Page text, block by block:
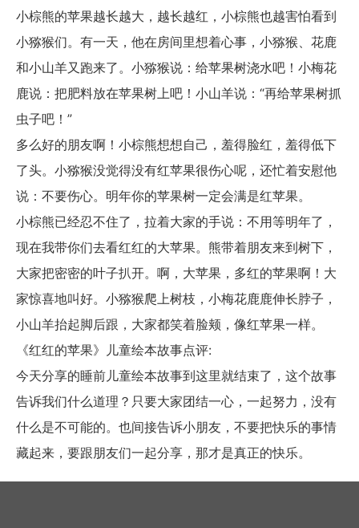
小棕熊的苹果越长越大，越长越红，小棕熊也越害怕看到
小猕猴们。有一天，他在房间里想着心事，小猕猴、花鹿
和小山羊又跑来了。小猕猴说：给苹果树浇水吧！小梅花
鹿说：把肥料放在苹果树上吧！小山羊说：“再给苹果树抓
虫子吧！”
多么好的朋友啊！小棕熊想想自己，羞得脸红，羞得低下
了头。小猕猴没觉得没有红苹果很伤心呢，还忙着安慰他
说：不要伤心。明年你的苹果树一定会满是红苹果。
小棕熊已经忍不住了，拉着大家的手说：不用等明年了，
现在我带你们去看红红的大苹果。熊带着朋友来到树下，
大家把密密的叶子扒开。啊，大苹果，多红的苹果啊！大
家惊喜地叫好。小猕猴爬上树枝，小梅花鹿鹿伸长脖子，
小山羊抬起脚后跟，大家都笑着脸颊，像红苹果一样。
《红红的苹果》儿童绘本故事点评:
今天分享的睡前儿童绘本故事到这里就结束了，这个故事
告诉我们什么道理？只要大家团结一心，一起努力，没有
什么是不可能的。也间接告诉小朋友，不要把快乐的事情
藏起来，要跟朋友们一起分享，那才是真正的快乐。